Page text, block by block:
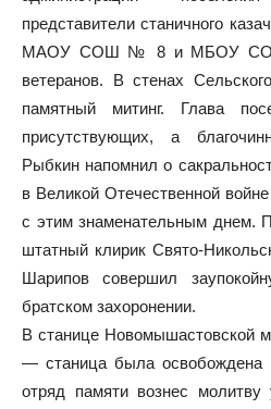
представители станичного
МАОУ СОШ № 8 и МБОУ
ветеранов. В стенах
памятный митинг. Глава
присутствующих, а
Рыбкин напомнил о
в Великой Отечественной
с этим знаменательным днем.
штатный клирик Свято-
Шарипов совершил
братском захоронении.
В станице Новомышастовской
— станица была освобождена
отряд памяти вознес молитву